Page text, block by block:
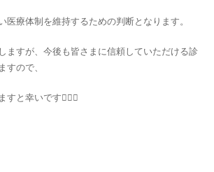
医療体制を維持するための判断となります。
ますが、今後も皆さまに信頼していただける診
すので、
と幸いです🙇🏻‍♀️